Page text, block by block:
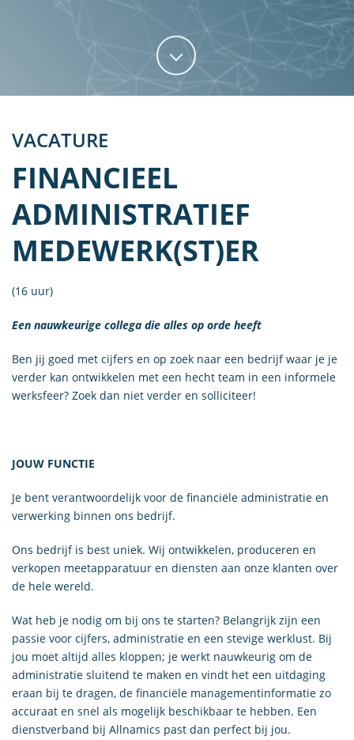
VACATURE
FINANCIEEL
ADMINISTRATIEF
MEDEWERK(ST)ER
(16 uur)
Een nauwkeurige collega die alles op orde heeft
Ben jij goed met cijfers en op zoek naar een bedrijf waar je je
verder kan ontwikkelen met een hecht team in een informele
werksfeer? Zoek dan niet verder en solliciteer!
JOUW FUNCTIE
Je bent verantwoordelijk voor de financiële administratie en
verwerking binnen ons bedrijf.
Ons bedrijf is best uniek. Wij ontwikkelen, produceren en
verkopen meetapparatuur en diensten aan onze klanten over
de hele wereld.
Wat heb je nodig om bij ons te starten? Belangrijk zijn een
passie voor cijfers, administratie en een stevige werklust. Bij
jou moet altijd alles kloppen; je werkt nauwkeurig om de
administratie sluitend te maken en vindt het een uitdaging
eraan bij te dragen, de financiële managementinformatie zo
accuraat en snel als mogelijk beschikbaar te hebben. Een
dienstverband bij Allnamics past dan perfect bij jou.